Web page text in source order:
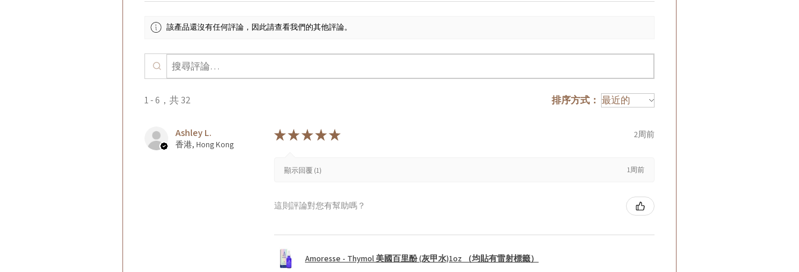
該產品還沒有任何評論，因此請查看我們的其他評論。
1 - 6，共 32 排序方式：
Ashley L.
香港, Hong Kong
★★★★★ 2周前
顯示回覆 (1) 1周前
這則評論對您有幫助嗎？
Amoresse - Thymol 美國百里酚 (灰甲水)1oz （均貼有雷射標籤）